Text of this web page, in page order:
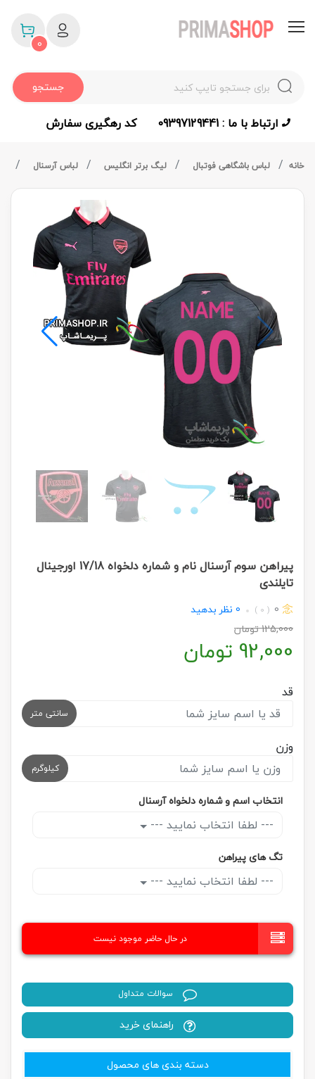
جستجو
0
ارتباط با ما : 09397129441 کد رهگیری سفارش
خانه لباس باشگاهی فوتبال لیگ برتر انگلیس لباس آرسنال
پیراهن سوم آرسنال نام و شماره دلخواه 17/18 اورجینال
تایلندی
0
( 0 )
0 نظر بدهید
125,000تومان
92,000 تومان
قد
سانتی متر
وزن
کیلوگرم
انتخاب اسم و شماره دلخواه آرسنال
--- لطفا انتخاب نمایید ---
تگ های پیراهن
--- لطفا انتخاب نمایید ---
در حال حاضر موجود نیست
سوالات متداول
راهنمای خرید
دسته بندی های محصول